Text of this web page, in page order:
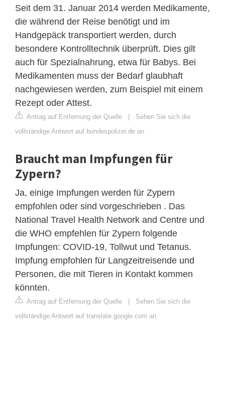
Seit dem 31. Januar 2014 werden Medikamente,
die während der Reise benötigt und im
Handgepäck transportiert werden, durch
besondere Kontrolltechnik überprüft. Dies gilt
auch für Spezialnahrung, etwa für Babys. Bei
Medikamenten muss der Bedarf glaubhaft
nachgewiesen werden, zum Beispiel mit einem
Rezept oder Attest.
Antrag auf Entfernung der Quelle | Sehen Sie sich die
vollständige Antwort auf bundespolizei.de an
Braucht man Impfungen für
Zypern?
Ja, einige Impfungen werden für Zypern
empfohlen oder sind vorgeschrieben . Das
National Travel Health Network and Centre und
die WHO empfehlen für Zypern folgende
Impfungen: COVID-19, Tollwut und Tetanus.
Impfung empfohlen für Langzeitreisende und
Personen, die mit Tieren in Kontakt kommen
könnten.
Antrag auf Entfernung der Quelle | Sehen Sie sich die
vollständige Antwort auf translate.google.com an